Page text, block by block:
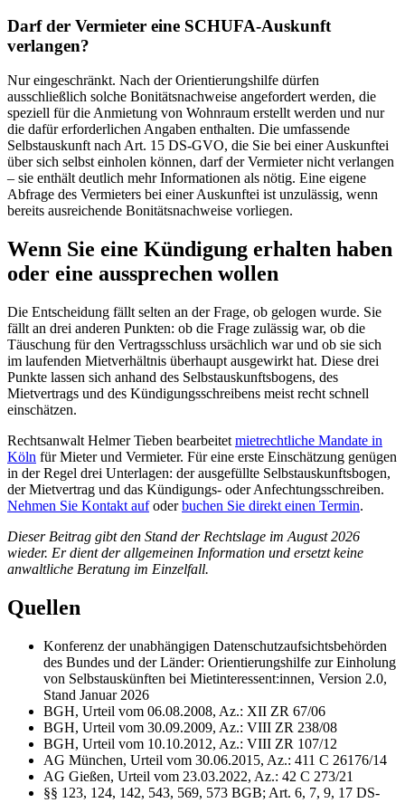
Darf der Vermieter eine SCHUFA-Auskunft
verlangen?
Nur eingeschränkt. Nach der Orientierungshilfe dürfen
ausschließlich solche Bonitätsnachweise angefordert werden, die
speziell für die Anmietung von Wohnraum erstellt werden und nur
die dafür erforderlichen Angaben enthalten. Die umfassende
Selbstauskunft nach Art. 15 DS-GVO, die Sie bei einer Auskunftei
über sich selbst einholen können, darf der Vermieter nicht verlangen
– sie enthält deutlich mehr Informationen als nötig. Eine eigene
Abfrage des Vermieters bei einer Auskunftei ist unzulässig, wenn
bereits ausreichende Bonitätsnachweise vorliegen.
Wenn Sie eine Kündigung erhalten haben
oder eine aussprechen wollen
Die Entscheidung fällt selten an der Frage, ob gelogen wurde. Sie
fällt an drei anderen Punkten: ob die Frage zulässig war, ob die
Täuschung für den Vertragsschluss ursächlich war und ob sie sich
im laufenden Mietverhältnis überhaupt ausgewirkt hat. Diese drei
Punkte lassen sich anhand des Selbstauskunftsbogens, des
Mietvertrags und des Kündigungsschreibens meist recht schnell
einschätzen.
Rechtsanwalt Helmer Tieben bearbeitet mietrechtliche Mandate in
Köln für Mieter und Vermieter. Für eine erste Einschätzung genügen
in der Regel drei Unterlagen: der ausgefüllte Selbstauskunftsbogen,
der Mietvertrag und das Kündigungs- oder Anfechtungsschreiben.
Nehmen Sie Kontakt aufoderbuchen Sie direkt einen Termin.
Dieser Beitrag gibt den Stand der Rechtslage im August 2026
wieder. Er dient der allgemeinen Information und ersetzt keine
anwaltliche Beratung im Einzelfall.
Quellen
Konferenz der unabhängigen Datenschutzaufsichtsbehörden
des Bundes und der Länder: Orientierungshilfe zur Einholung
von Selbstauskünften bei Mietinteressent:innen, Version 2.0,
Stand Januar 2026
BGH, Urteil vom 06.08.2008, Az.: XII ZR 67/06
BGH, Urteil vom 30.09.2009, Az.: VIII ZR 238/08
BGH, Urteil vom 10.10.2012, Az.: VIII ZR 107/12
AG München, Urteil vom 30.06.2015, Az.: 411 C 26176/14
AG Gießen, Urteil vom 23.03.2022, Az.: 42 C 273/21
§§ 123, 124, 142, 543, 569, 573 BGB; Art. 6, 7, 9, 17 DS-